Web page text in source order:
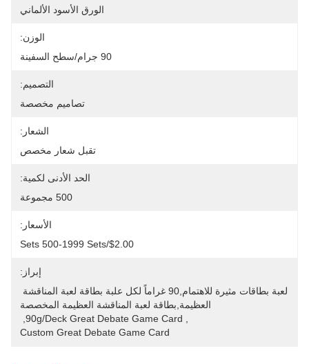
الورق الأسود الألماني
الوزن:
90 جرام/سطح السفينة
التصميم:
تصاميم مخصصة
الشعار:
تقبل شعار مخصص
الحد الأدنى لكمية:
500 مجموعة
الأسعار:
$2.00/sets 500-1999 Sets
إبراز:
العظيمة,بطاقة لعبة المناقشة العظيمة المخصصة
90g/Deck Great Debate Game Card
Custom Great Debate Game Card